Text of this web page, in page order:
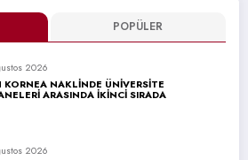
POPÜLER
2026
KORNEA NAKLİNDE ÜNİVERSİTE
ARASINDA İKİNCİ SIRADA
2026